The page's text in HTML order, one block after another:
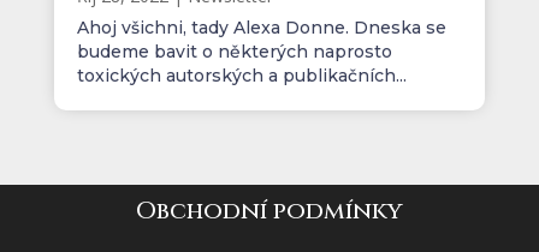
Ahoj všichni, tady Alexa Donne. Dneska se
budeme bavit o některých naprosto
toxických autorských a publikačních...
Obchodní podmínky